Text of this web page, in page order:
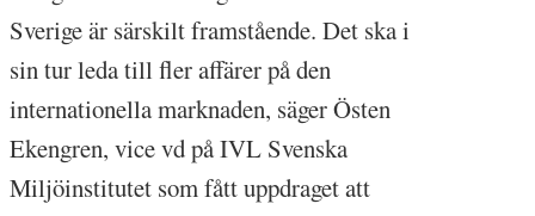
Sverige är särskilt framstående. Det ska i
sin tur leda till fler affärer på den
internationella marknaden, säger Östen
Ekengren, vice vd på IVL Svenska
Miljöinstitutet som fått uppdraget att